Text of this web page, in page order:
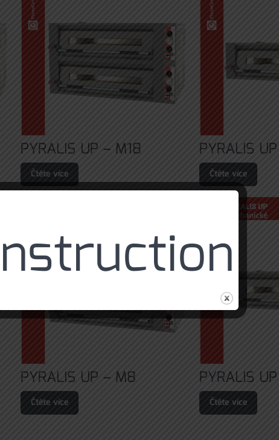
PYRALIS UP – M18
Čtěte více
PYRALIS
Čtěte více
PYRALIS UP – M8
Čtěte více
PYRALIS
Čtěte více